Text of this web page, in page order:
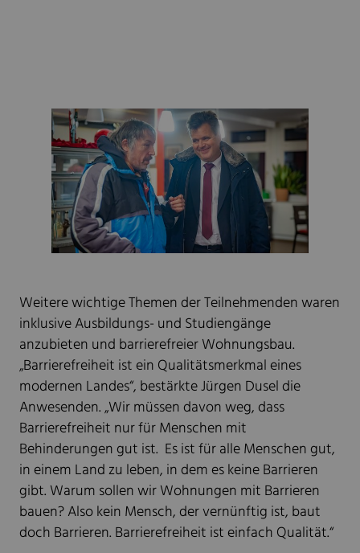
Weitere wichtige Themen der Teilnehmenden waren
inklusive Ausbildungs- und Studiengänge
anzubieten und barrierefreier Wohnungsbau.
„Barrierefreiheit ist ein Qualitätsmerkmal eines
modernen Landes“, bestärkte Jürgen Dusel die
Anwesenden. „Wir müssen davon weg, dass
Barrierefreiheit nur für Menschen mit
Behinderungen gut ist. Es ist für alle Menschen gut,
in einem Land zu leben, in dem es keine Barrieren
gibt. Warum sollen wir Wohnungen mit Barrieren
bauen? Also kein Mensch, der vernünftig ist, baut
doch Barrieren. Barrierefreiheit ist einfach Qualität.“